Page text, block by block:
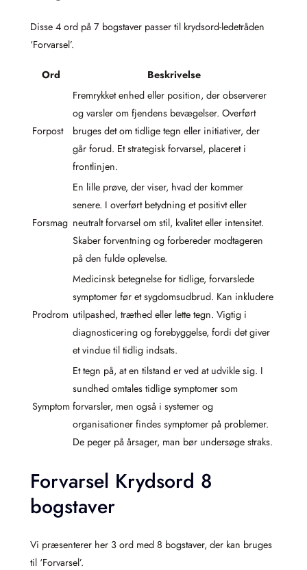
Disse 4 ord på 7 bogstaver passer til krydsord-ledetråden
‘Forvarsel’.
Ord Beskrivelse
Forpost
Fremrykket enhed eller position, der observerer
og varsler om fjendens bevægelser. Overført
bruges det om tidlige tegn eller initiativer, der
går forud. Et strategisk forvarsel, placeret i
frontlinjen.
Forsmag
En lille prøve, der viser, hvad der kommer
senere. I overført betydning et positivt eller
neutralt forvarsel om stil, kvalitet eller intensitet.
Skaber forventning og forbereder modtageren
på den fulde oplevelse.
Prodrom
Medicinsk betegnelse for tidlige, forvarslede
symptomer før et sygdomsudbrud. Kan inkludere
utilpashed, træthed eller lette tegn. Vigtig i
diagnosticering og forebyggelse, fordi det giver
et vindue til tidlig indsats.
Symptom
Et tegn på, at en tilstand er ved at udvikle sig. I
sundhed omtales tidlige symptomer som
forvarsler, men også i systemer og
organisationer findes symptomer på problemer.
De peger på årsager, man bør undersøge straks.
Forvarsel Krydsord 8
bogstaver
Vi præsenterer her 3 ord med 8 bogstaver, der kan bruges
til ‘Forvarsel’.